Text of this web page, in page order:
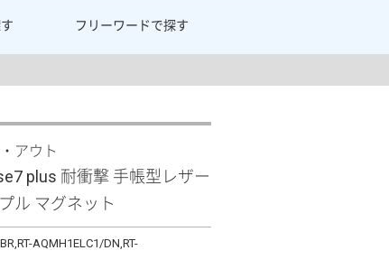
フリーワードで探す
アウト
plus 耐衝撃 手帳型レザー
ル マグネット
AQMH1ELC1/DN,RT-